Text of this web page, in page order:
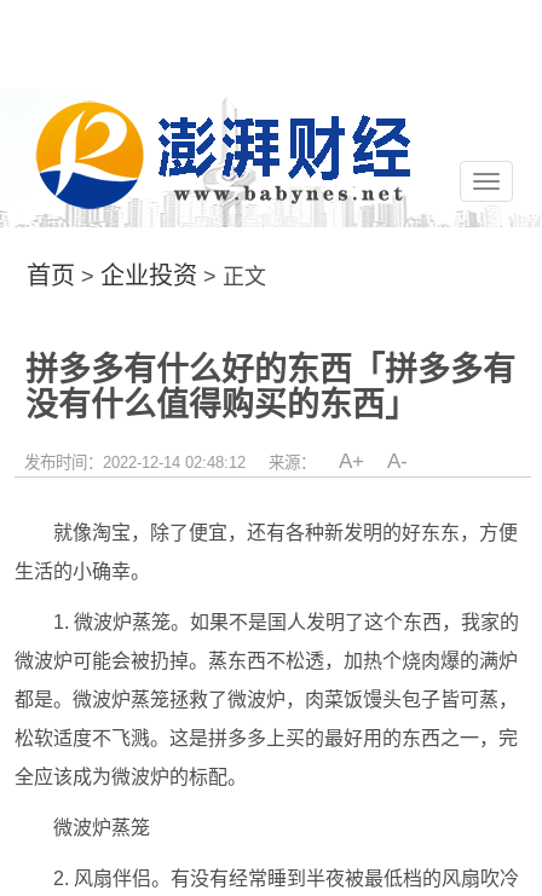
切
换
导
首页 > 企业投资 > 正文
拼多多有什么好的东西「拼多多有
没有什么值得购买的东西」
发布时间：2022-12-14 02:48:12 来源： A+ A-
就像淘宝，除了便宜，还有各种新发明的好东东，方便
生活的小确幸。
1. 微波炉蒸笼。如果不是国人发明了这个东西，我家的
微波炉可能会被扔掉。蒸东西不松透，加热个烧肉爆的满炉
都是。微波炉蒸笼拯救了微波炉，肉菜饭馒头包子皆可蒸，
松软适度不飞溅。这是拼多多上买的最好用的东西之一，完
全应该成为微波炉的标配。
微波炉蒸笼
2. 风扇伴侣。有没有经常睡到半夜被最低档的风扇吹冷